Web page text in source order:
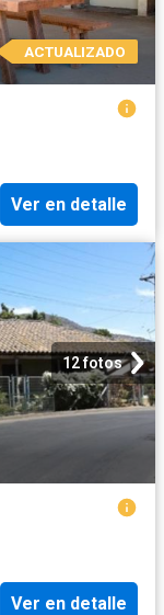
ACTUALIZADO
Ver en detalle
12 fotos
Ver en detalle